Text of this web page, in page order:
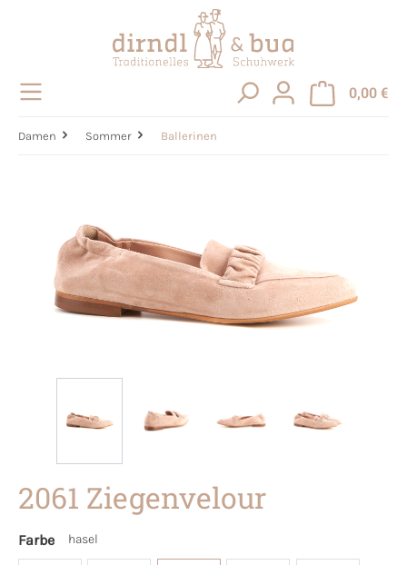
0,00 €
Damen Sommer Ballerinen
2061 Ziegenvelour
Farbe hasel